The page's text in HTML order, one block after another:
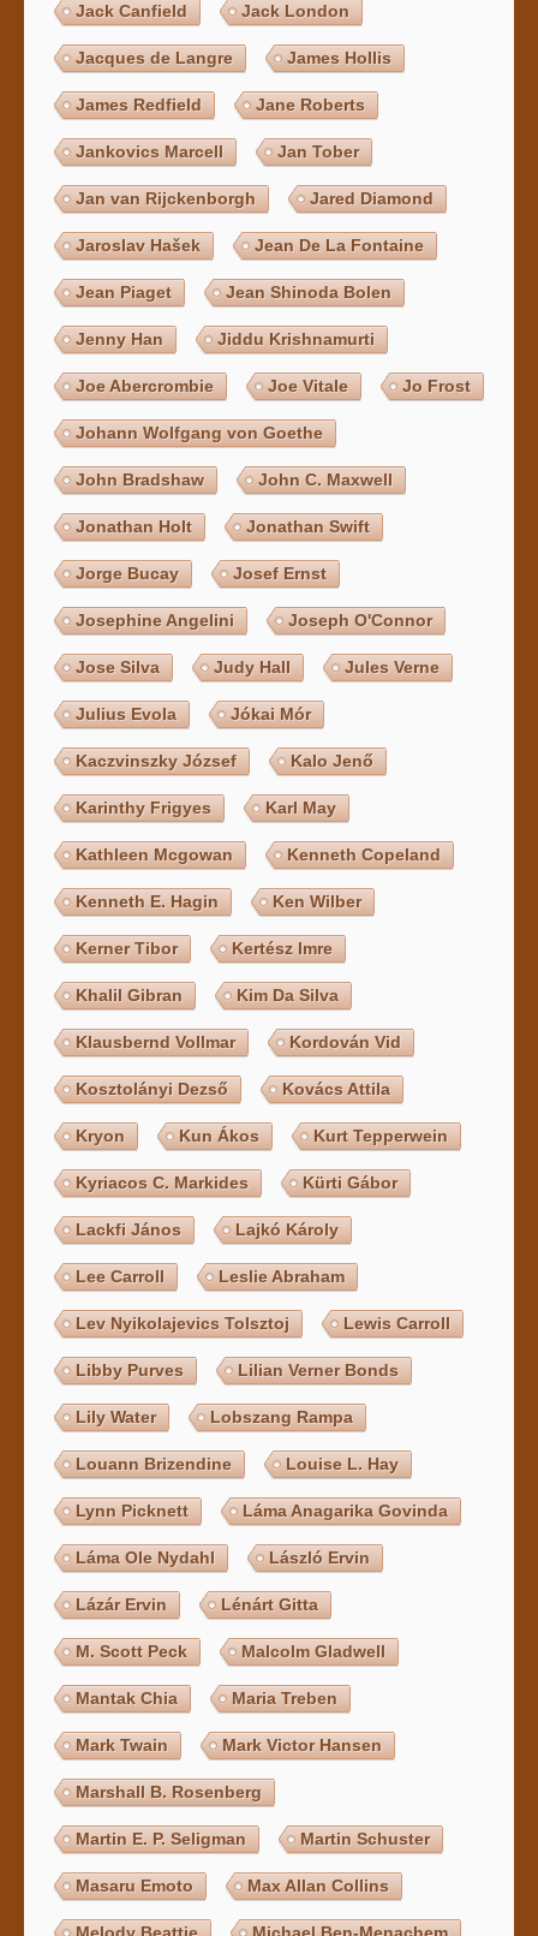
Jack Canfield Jack London
Jacques de Langre James Hollis
James Redfield Jane Roberts
Jankovics Marcell Jan Tober
Jan van Rijckenborgh Jared Diamond
Jaroslav Hašek Jean De La Fontaine
Jean Piaget Jean Shinoda Bolen
Jenny Han Jiddu Krishnamurti
Joe Abercrombie Joe Vitale Jo Frost
Johann Wolfgang von Goethe
John Bradshaw John C. Maxwell
Jonathan Holt Jonathan Swift
Jorge Bucay Josef Ernst
Josephine Angelini Joseph O'Connor
Jose Silva Judy Hall Jules Verne
Julius Evola Jókai Mór
Kaczvinszky József Kalo Jenő
Karinthy Frigyes Karl May
Kathleen Mcgowan Kenneth Copeland
Kenneth E. Hagin Ken Wilber
Kerner Tibor Kertész Imre
Khalil Gibran Kim Da Silva
Klausbernd Vollmar Kordován Vid
Kosztolányi Dezső Kovács Attila
Kryon Kun Ákos Kurt Tepperwein
Kyriacos C. Markides Kürti Gábor
Lackfi János Lajkó Károly
Lee Carroll Leslie Abraham
Lev Nyikolajevics Tolsztoj Lewis Carroll
Libby Purves Lilian Verner Bonds
Lily Water Lobszang Rampa
Louann Brizendine Louise L. Hay
Lynn Picknett Láma Anagarika Govinda
Láma Ole Nydahl László Ervin
Lázár Ervin Lénárt Gitta
M. Scott Peck Malcolm Gladwell
Mantak Chia Maria Treben
Mark Twain Mark Victor Hansen
Marshall B. Rosenberg
Martin E. P. Seligman Martin Schuster
Masaru Emoto Max Allan Collins